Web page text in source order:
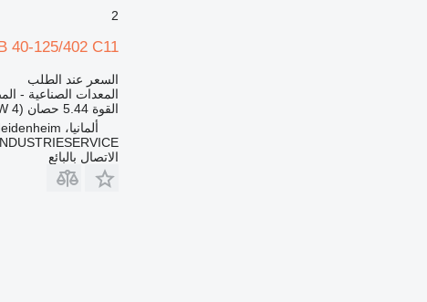
2
40-125/402 C11
السعر عند الطلب
المعدات الصناعية -
القوة 5.44 حصان (4 kW)
ألمانيا، Heidenheim
الاتصال بالبائع